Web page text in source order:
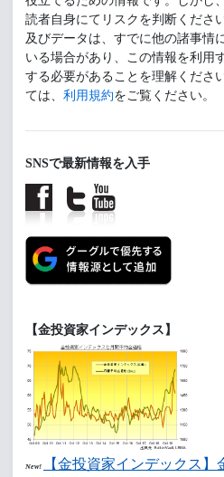
読者自身にてリスクを判断くださ
及びデータは、すでに他の諸事情
いる場合があり、この情報を利用
する必要があることを理解ください
ては、 利用規約をご覧ください。
SNSで最新情報を入手
【金投資家インデックス】
New!
【金投資家インデックス】